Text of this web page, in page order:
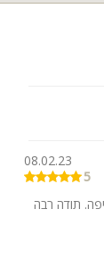
08.02.23
5
תודה רבה